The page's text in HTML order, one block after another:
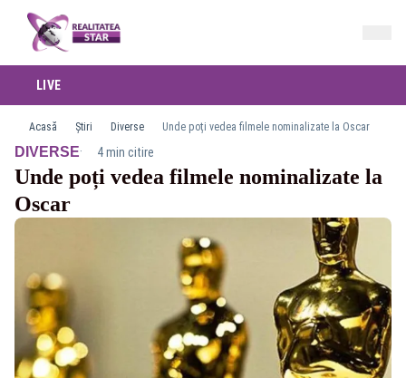
LIVE
Acasă Știri Diverse Unde poți vedea filmele nominalizate la Oscar
DIVERSE· 4 min citire
Unde poți vedea filmele nominalizate la
Oscar